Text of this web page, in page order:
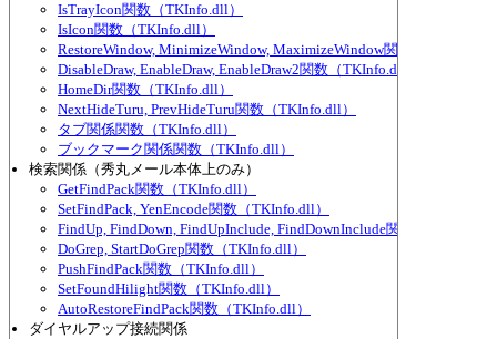
IsTrayIcon関数（TKInfo.dll）
IsIcon関数（TKInfo.dll）
RestoreWindow, MinimizeWindow, MaximizeWindow関数（TKInfo.dll
DisableDraw, EnableDraw, EnableDraw2関数（TKInfo.dll）
HomeDir関数（TKInfo.dll）
NextHideTuru, PrevHideTuru関数（TKInfo.dll）
タブ関係関数（TKInfo.dll）
ブックマーク関係関数（TKInfo.dll）
検索関係（秀丸メール本体上のみ）
GetFindPack関数（TKInfo.dll）
SetFindPack, YenEncode関数（TKInfo.dll）
FindUp, FindDown, FindUpInclude, FindDownInclude関数（TKInfo.dll
DoGrep, StartDoGrep関数（TKInfo.dll）
PushFindPack関数（TKInfo.dll）
SetFoundHilight関数（TKInfo.dll）
AutoRestoreFindPack関数（TKInfo.dll）
ダイヤルアップ接続関係